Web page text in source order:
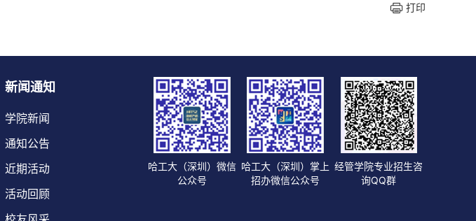
打印
新闻通知
学院新闻
通知公告
近期活动
活动回顾
哈工大（深圳）微信
公众号
哈工大（深圳）掌上
招办微信公众号
经管学院专业招生咨
询QQ群